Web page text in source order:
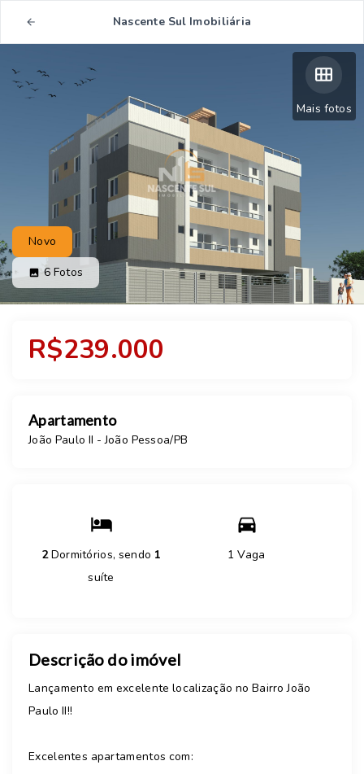
Nascente Sul Imobiliária
Mais fotos
Novo
6 Fotos
R$239.000
Apartamento
João Paulo II - João Pessoa/PB
2Dormitórios, sendo 1
suíte
1 Vaga
Descrição do imóvel
Lançamento em excelente localização no Bairro João
Paulo II!!
Excelentes apartamentos com: